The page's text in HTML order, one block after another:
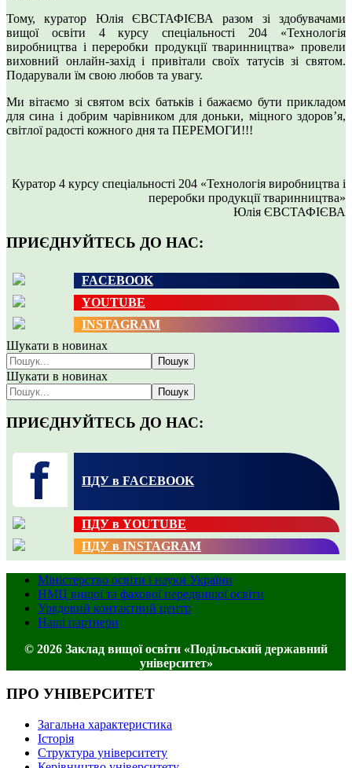
Тому, куратор Юлія ЄВСТАФІЄВА разом зі здобувачами
вищої освіти 4 курсу спеціальності 204 «Технологія
виробництва і переробки продукції тваринництва» провели
виховний онлайн-захід і привітали своїх татусів зі святом.
Подарували їм свою любов та увагу.
Ми вітаємо зі святом всіх батьків і бажаємо бути прикладом
для сина і добрим чарівником для доньки, міцного здоров’я,
світлої радості кожного дня та ПЕРЕМОГИ!!!
Куратор 4 курсу спеціальності 204 «Технологія виробництва і
переробки продукції тваринництва»
Юлія ЄВСТАФІЄВА
ПРИЄДНУЙТЕСЬ ДО НАС:
FACEBOOK
YOUTUBE
INSTAGRAM
Шукати в новинах
Пошук
Шукати в новинах
Пошук
ПРИЄДНУЙТЕСЬ ДО НАС:
ПДУ в FACEBOOK
ПДУ в YOUTUBE
ПДУ в INSTAGRAM
Міністерство освіти і науки України
НМЦ вищої та фахової передвищої освіти
Урядовий контактний центр
Наші партнери
© 2026 Заклад вищої освіти «Подільський державний
університет»
ПРО УНІВЕРСИТЕТ
Загальна характеристика
Історія
Структура університету